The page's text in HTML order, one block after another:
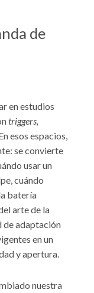
de
en estudios
triggers,
esos espacios,
se convierte
usar un
cuándo
batería
arte de la
de adaptación
en un
y apertura.
nuestra